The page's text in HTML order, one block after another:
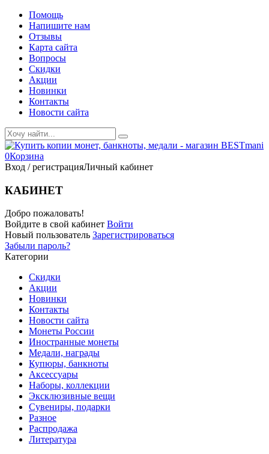
Помощь
Напишите нам
Отзывы
Карта сайта
Вопросы
Скидки
Акции
Новинки
Контакты
Новости сайта
0Корзина
Вход / регистрацияЛичный кабинет
КАБИНЕТ
Добро пожаловать!
Войдите в свой кабинет Войти
Новый пользователь Зарегистрироваться
Забыли пароль?
Категории
Скидки
Акции
Новинки
Контакты
Новости сайта
Монеты России
Иностранные монеты
Медали, награды
Купюры, банкноты
Аксессуары
Наборы, коллекции
Эксклюзивные вещи
Сувениры, подарки
Разное
Распродажа
Литература